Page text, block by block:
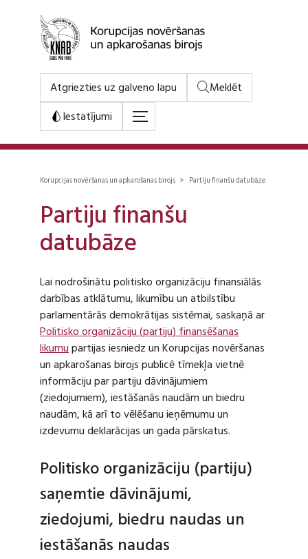
Atgriezties uz galveno lapu
Meklēt
Iestatījumi
Korupcijas novēršanas un apkarošanas birojs > Partiju finanšu datubāze
Partiju finanšu
datubāze
Lai nodrošinātu politisko organizāciju finansiālās
darbības atklātumu, likumību un atbilstību
parlamentārās demokrātijas sistēmai, saskaņā ar
Politisko organizāciju (partiju) finansēšanas
likumupartijas iesniedz un Korupcijas novēršanas
un apkarošanas birojs publicē tīmekļa vietnē
informāciju par partiju dāvinājumiem
(ziedojumiem), iestāšanās naudām un biedru
naudām, kā arī to vēlēšanu ieņēmumu un
izdevumu deklarācijas un gada pārskatus.
Politisko organizāciju (partiju)
saņemtie dāvinājumi,
ziedojumi, biedru naudas un
iestāšanās naudas